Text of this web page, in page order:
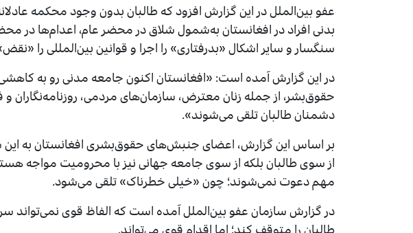
عفو بین‌الملل در این گزارش افزود که طالبان بدون وجود محکمه
بدنی افراد در افغانستان به‌شمول شلاق در محضر عام، اعدام‌ها در
سنگسار و سایر اشکال «بدرفتاری» را اجرا و قوانین بین‌المللی را
در این گزارش آمده است: «افغانستان اکنون جامعه مدنی رو به
حقوق‌بشر، از جمله زنان معترض، سازمان‌های مردمی، روزنامه‌نگاران
دشمنان طالبان تلقی می‌شوند».
بر اساس این گزارش، اعضای جنبش‌های حقوق‌بشری افغانستان به این
از سوی طالبان بلکه از سوی جامعه جهانی نیز با محرومیت مواجه
مهم دعوت نمی‌شوند؛ چون «خیلی خطرناک» تلقی می‌شود.
در گزارش سازمان عفو بین‌الملل آمده است که الفاظ قوی